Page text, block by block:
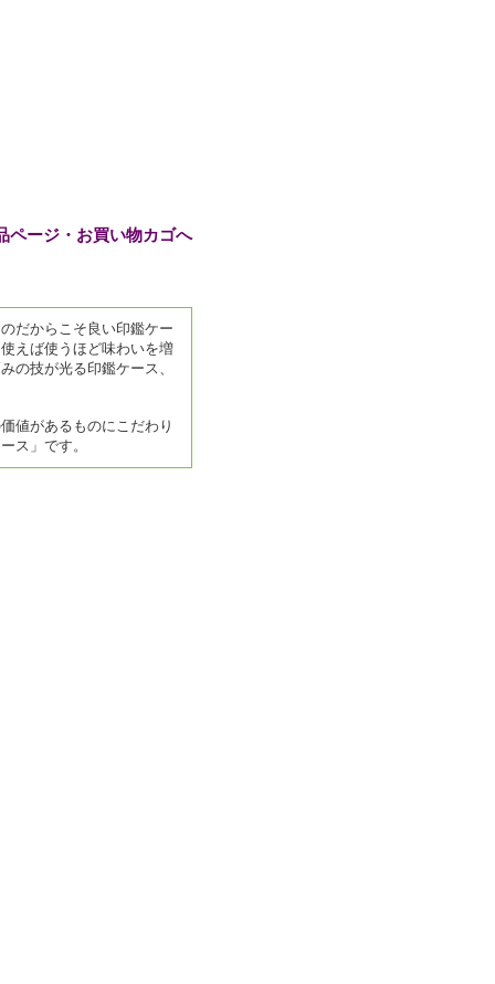
ページ・お買い物カゴへ
だからこそ良い印鑑ケー
えば使うほど味わいを増
の技が光る印鑑ケース、
値があるものにこだわり
ス」です。